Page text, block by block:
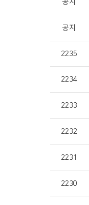
공지
공지
2235
2234
2233
2232
2231
2230